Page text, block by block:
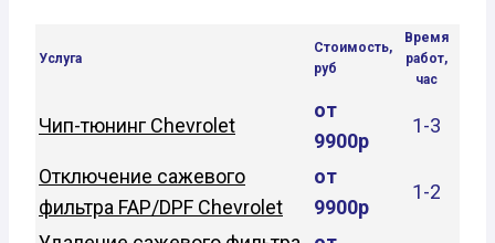
Услуга
Стоимость,
руб
Время
работ,
час
Чип-тюнинг Chevrolet
от
9900р
1-3
Отключение сажевого
фильтра FAP/DPF Chevrolet
от
9900р
1-2